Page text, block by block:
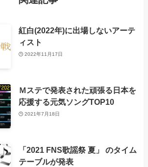
紅白(2022年)に出場しないアーテ
ィスト
2022年11月17日
Ｍステで発表された頑張る日本を
応援する元気ソングTOP10
2021年7月18日
「2021 FNS歌謡祭 夏」 のタイム
テーブルが発表